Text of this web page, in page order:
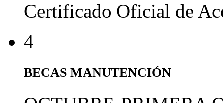
Certificado Oficial de
4
BECAS MANUTENCIÓN